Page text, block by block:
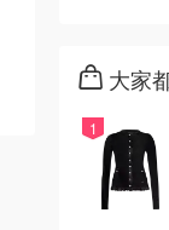
大家